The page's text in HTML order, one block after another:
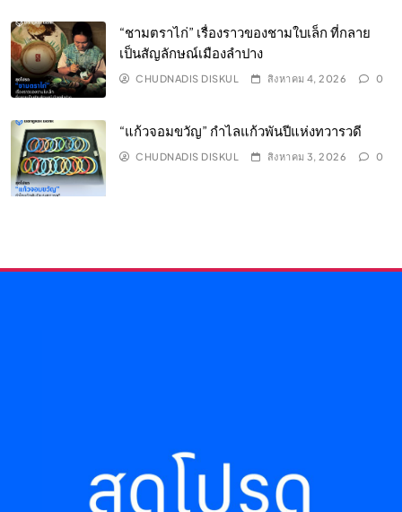
“ชามตราไก่” เรื่องราวของชามใบเล็ก ที่กลาย
เป็นสัญลักษณ์เมืองลำปาง
CHUDNADIS DISKUL สิงหาคม 4, 2026 0
“แก้วจอมขวัญ” กำไลแก้วพันปีแห่งทวารวดี
CHUDNADIS DISKUL สิงหาคม 3, 2026 0